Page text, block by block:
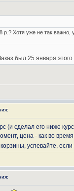
р.? Хотя уже не так
был 25 января
(и сделал его ниже
цена - как во
успевайте,